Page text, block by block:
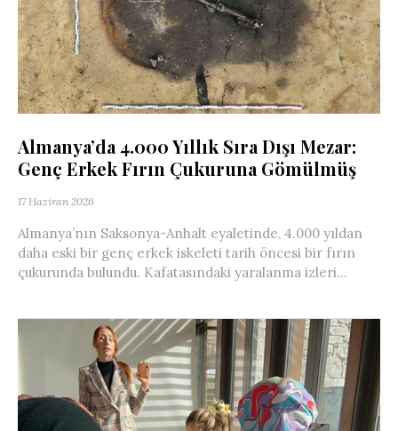
Almanya’da 4.000 Yıllık Sıra Dışı Mezar:
Genç Erkek Fırın Çukuruna Gömülmüş
17 Haziran 2026
Almanya’nın Saksonya-Anhalt eyaletinde, 4.000 yıldan
daha eski bir genç erkek iskeleti tarih öncesi bir fırın
çukurunda bulundu. Kafatasındaki yaralanma izleri...